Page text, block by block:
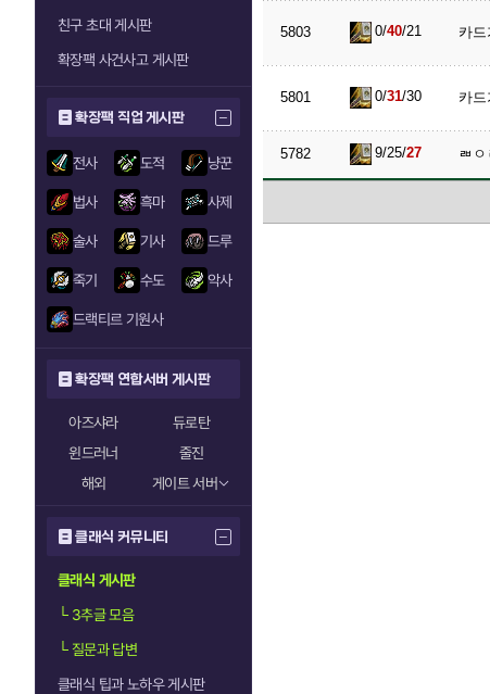
친구 초대 게시판
확장팩 사건사고 게시판
확장팩 직업 게시판
전사 도적 냥꾼
법사 흑마 사제
술사 기사 드루
죽기 수도 악사
드랙티르 기원사
확장팩 연합서버 게시판
아즈샤라
듀로탄
윈드러너
줄진
해외
게이트 서버
클래식 커뮤니티
클래식 게시판
└3추글 모음
└질문과 답변
클래식 팁과 노하우 게시판
5803 0/40/21 카
5801 0/31/30 카
5782 9/25/27 ㄼㅇ